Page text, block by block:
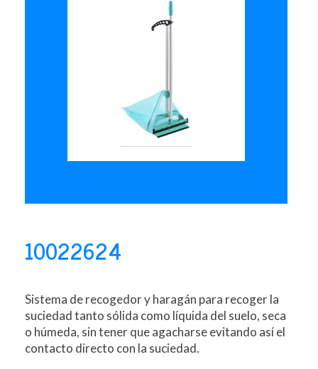
10022624
Sistema de recogedor y haragán para recoger la
suciedad tanto sólida como líquida del suelo, seca
o húmeda, sin tener que agacharse evitando así el
contacto directo con la suciedad.